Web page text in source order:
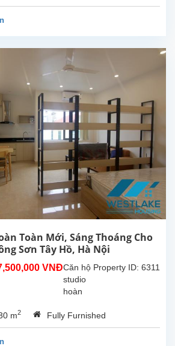
tại
Tây
Hồ.
tích
30m²,
đã
được
lắp đặt
các
trang
thiết bị,
nội thất
chất...
Toàn Mới, Sáng Thoáng Cho
Sơn Tây Hồ, Hà Nội
VNĐ Property ID: 6311
Căn hộ
studio
hoàn
mới tại
Trịnh
m2 Fully Furnished